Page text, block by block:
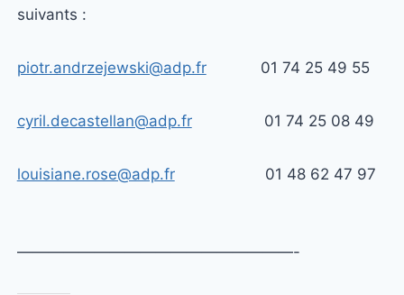
suivants :
piotr.andrzejewski@adp.fr 01 74 25 49 55
cyril.decastellan@adp.fr 01 74 25 08 49
louisiane.rose@adp.fr 01 48 62 47 97
——————————————————-